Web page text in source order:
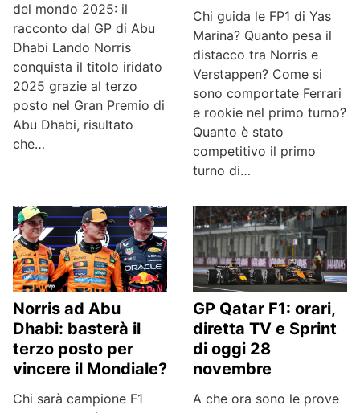
del mondo 2025: il
racconto dal GP di Abu
Dhabi Lando Norris
conquista il titolo iridato
2025 grazie al terzo
posto nel Gran Premio di
Abu Dhabi, risultato
che…
Chi guida le FP1 di Yas
Marina? Quanto pesa il
distacco tra Norris e
Verstappen? Come si
sono comportate Ferrari
e rookie nel primo turno?
Quanto è stato
competitivo il primo
turno di…
Norris ad Abu
Dhabi: basterà il
terzo posto per
vincere il Mondiale?
Chi sarà campione F1
GP Qatar F1: orari,
diretta TV e Sprint
di oggi 28
novembre
A che ora sono le prove